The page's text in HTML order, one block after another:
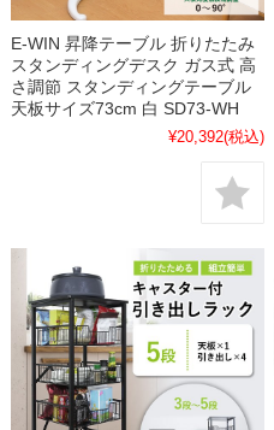
E-WIN 昇降テーブル 折りたたみ
スタンディングデスク ガス式 高
さ調節 スタンディングテーブル
天板サイズ73cm 白 SD73-WH
¥20,392(税込)